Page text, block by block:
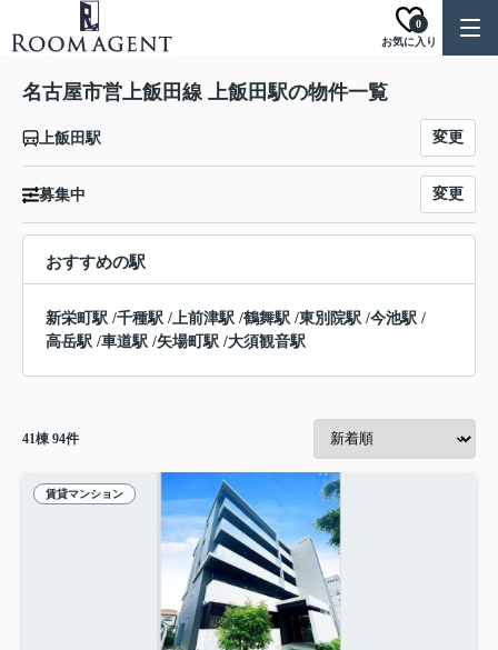
お気に入り
0
名古屋市営上飯田線 上飯田駅の物件一覧
上飯田駅 変更
募集中 変更
おすすめの駅
新栄町駅 /千種駅 /上前津駅 /鶴舞駅 /東別院駅 /今池駅 /
高岳駅 /車道駅 /矢場町駅 /大須観音駅
41棟 94件
賃貸マンション